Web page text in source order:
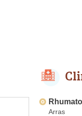
Arras